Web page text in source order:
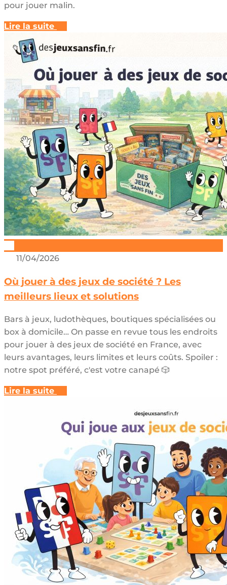
pour jouer malin.
Lire la suite
11/04/2026
Où jouer à des jeux de société ? Les
meilleurs lieux et solutions
Bars à jeux, ludothèques, boutiques spécialisées ou
box à domicile… On passe en revue tous les endroits
pour jouer à des jeux de société en France, avec
leurs avantages, leurs limites et leurs coûts. Spoiler :
notre spot préféré, c'est votre canapé 🎲
Lire la suite